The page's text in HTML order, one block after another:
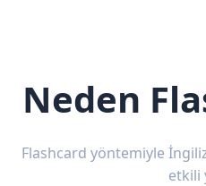
Neden
Flashcard yöntemiyle
etkili